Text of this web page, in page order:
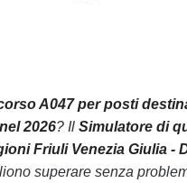
A047 per posti
2026? Il Simulatore di
Friuli Venezia Giulia -
superare senza